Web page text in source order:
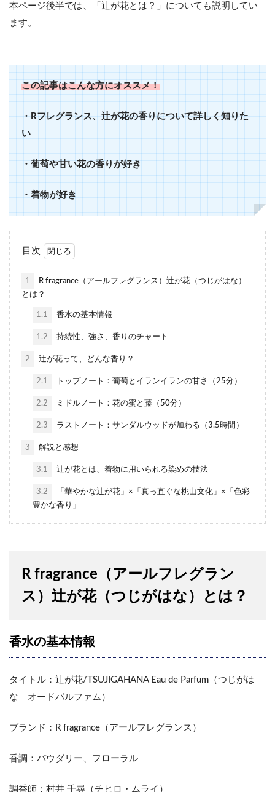
本ページ後半では、「辻が花とは？」についても説明してい
ます。
この記事はこんな方にオススメ！
・Rフレグランス、辻が花の香りについて詳しく知りた
い
・葡萄や甘い花の香りが好き
・着物が好き
目次
1
R fragrance（アールフレグランス）辻が花（つじがはな）
とは？
1.1 香水の基本情報
1.2 持続性、強さ、香りのチャート
2 辻が花って、どんな香り？
2.1 トップノート：葡萄とイランイランの甘さ（25分）
2.2 ミドルノート：花の蜜と藤（50分）
2.3 ラストノート：サンダルウッドが加わる（3.5時間）
3 解説と感想
3.1 辻が花とは、着物に用いられる染めの技法
3.2
「華やかな辻が花」×「真っ直ぐな桃山文化」×「色彩
豊かな香り」
R fragrance（アールフレグラン
ス）辻が花（つじがはな）とは？
香水の基本情報
タイトル：辻が花/TSUJIGAHANA Eau de Parfum（つじがは
な オードパルファム）
ブランド：R fragrance（アールフレグランス）
香調：パウダリー、フローラル
調香師：村井 千尋（チヒロ・ムライ）